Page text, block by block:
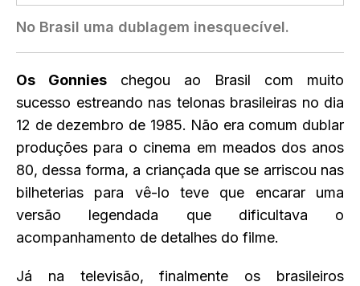
No Brasil uma dublagem inesquecível.
Os Gonnies chegou ao Brasil com muito
sucesso estreando nas telonas brasileiras no dia
12 de dezembro de 1985. Não era comum dublar
produções para o cinema em meados dos anos
80, dessa forma, a criançada que se arriscou nas
bilheterias para vê-lo teve que encarar uma
versão legendada que dificultava o
acompanhamento de detalhes do filme.
Já na televisão, finalmente os brasileiros